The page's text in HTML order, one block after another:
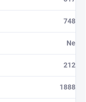
748
Ne
212
1888